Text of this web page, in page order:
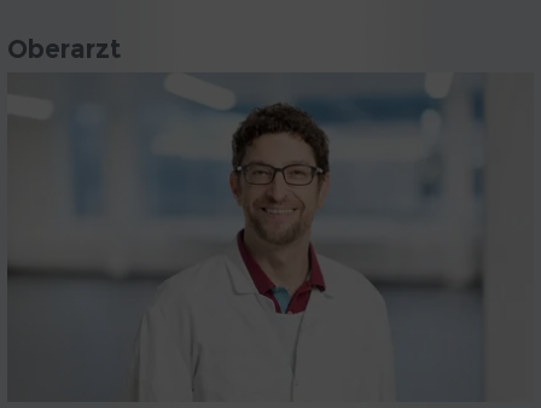
Oberarzt